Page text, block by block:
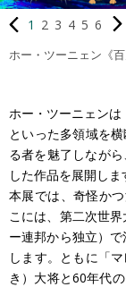
ホー・ツーニェン《
1 2 3 4 5 6
ホー・ツーニェン
といった多領域を
る者を魅了しなが
した作品を展開しま
本展では、奇怪か
こには、第二次世
ー連邦から独立）
します。ともに「
き）大将と60年代